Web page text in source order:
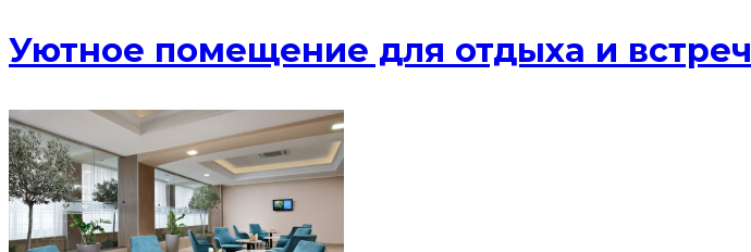
Уютное помещение для отдыха и встреч